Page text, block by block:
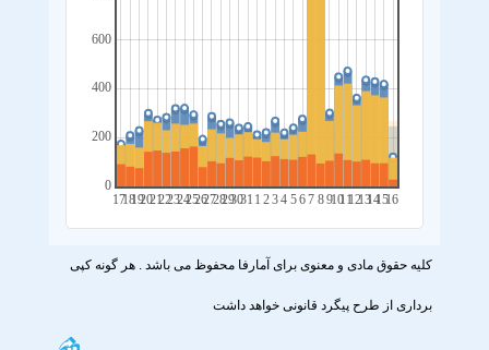
1 234 567 8910111213141516
171819202122232425262728293031
0
200
400
600
کلیه حقوق مادی و معنوی برای آمارفا محفوظ می باشد . هر گونه کپی
برداری از طرح پیگرد قانونی خواهد داشت